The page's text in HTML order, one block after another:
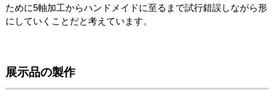
ために5軸加工からハンドメイドに至るまで試行錯誤しながら形
にしていくことだと考えています。
展示品の製作